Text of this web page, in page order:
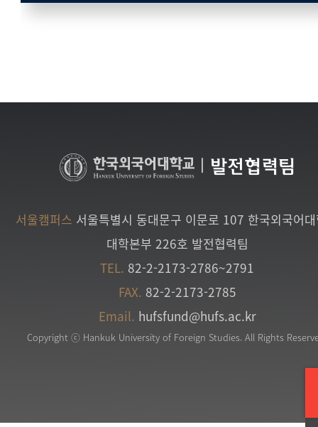
발전협력팀
서울캠퍼스 서울특별시 동대문구 이문로 107 한국외국어
대학본부 226호 발전협력팀
TEL. 82-2-2173-2786~2791
FAX. 82-2-2173-2785
Email. hufsfund@hufs.ac.kr
Copyright ⓒ Hankuk University of Foreign Studies. All Rights